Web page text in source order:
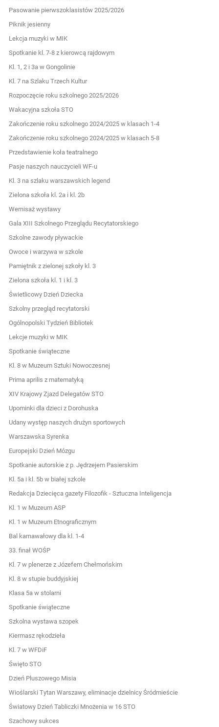
Pasowanie pierwszoklasistów 2025/2026
Piknik jesienny
Lekcja muzyki w MIK
Spotkanie kl. 7-8 z kierowcą rajdowym
Kl. 1, 2 i 3a w Gongolinie
Kl. 7 na Szlaku Trzech Kultur
Rozpoczęcie roku szkolnego 2025/2026
Wakacyjna szkoła STO
Zakończenie roku szkolnego 2024/2025 w klasach 1-4
Zakończenie roku szkolnego 2024/2025 w klasach 5-8
Przedstawienie koła teatralnego
Pasje naszych nauczycieli WF-u
Kl. 3 na szlaku warszawskich legend
Zielona szkoła kl. 2a i kl. 2b
Wernisaż wystawy
Gala XIII Szkolnego Przeglądu Recytatorskiego
Szkolne zawody pływackie
Owoce i warzywa w szkole
Pamiętnik z zielonej szkoły kl. 3
Zielona szkoła kl. 1 i kl. 3
Świetlicowy Dzień Dziecka
Szkolny przegląd recytatorski
Ogólnopolski Tydzień Bibliotek
Lekcje muzyki w MIK
Spotkanie świąteczne
Kl. 8 w Muzeum Sztuki Nowoczesnej
Prima aprilis z matematyką
XIV Krajowy Zjazd Delegatów STO
Upominki dla dzieci z Dorohuska
Udany występ naszych drużyn sportowych
Warszawska Syrenka
Europejski Dzień Mózgu
Spotkanie autorskie z p. Jędrzejem Pasierskim
Kl. 5a i kl. 5b w białej szkole
Redakcja Dziecięca gazety Filozofik - Sztuczna Inteligencja
Kl. 1 w Muzeum ASP
Kl. 1 w Muzeum Etnograficznym
Bal karnawałowy dla kl. 1-4
33. finał WOŚP
Kl. 7 w plenerze z Józefem Chełmońskim
Kl. 8 w stupie buddyjskiej
Klasa 5a w stolarni
Spotkanie świąteczne
Szkolna wystawa szopek
Kiermasz rękodzieła
Kl. 7 w WFDiF
Święto STO
Dzień Pluszowego Misia
Wioślarski Tytan Warszawy, eliminacje dzielnicy Śródmieście
Światowy Dzień Tabliczki Mnożenia w 16 STO
Szachowy sukces